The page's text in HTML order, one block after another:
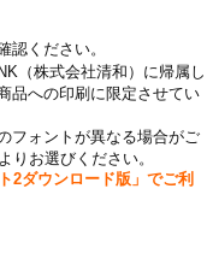
認ください。
（株式会社清和）に帰属し
品への印刷に限定させてい
フォントが異なる場合がご
りお選びください。
2ダウンロード版」でご利